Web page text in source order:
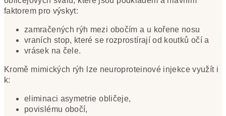
faktorem pro výskyt:
zamračených rýh mezi obočím a u kořene nosu
vraních stop, které se rozprostírají od koutků očí a
vrásek na čele.
Kromě mimických rýh lze neuroproteinové injekce využít i
k:
eliminaci asymetrie obličeje,
povislému obočí,